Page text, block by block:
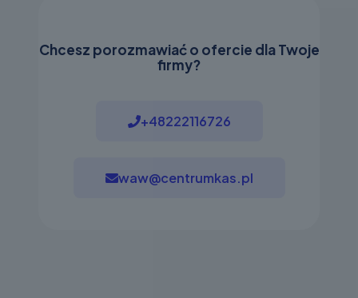
Chcesz porozmawiać o ofercie dla Twoje
firmy?
+48222116726
waw@centrumkas.pl